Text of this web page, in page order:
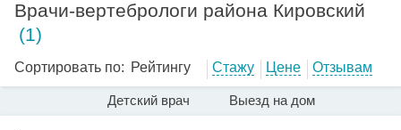
Врачи-вертебрологи района Кировский
(1)
Сортировать по: Рейтингу Стажу Цене Отзывам
Детский врач Выезд на дом